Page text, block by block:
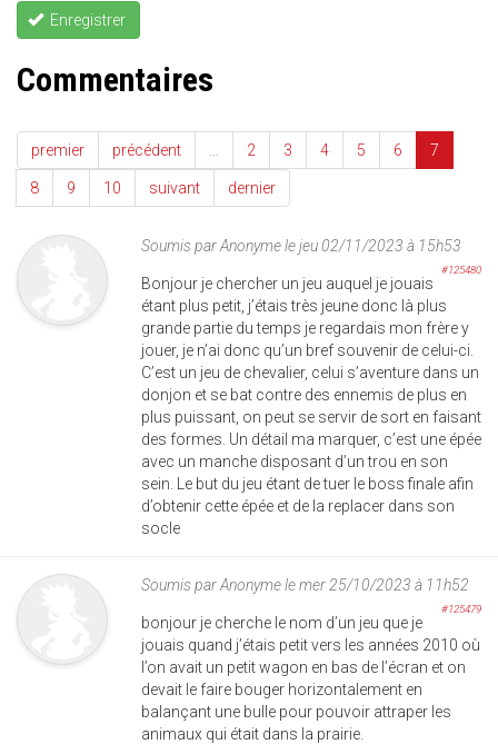
Enregistrer
Commentaires
premier précédent 2 3 4 5 6 7
8 9 10 suivant dernier
Soumis parAnonymele jeu 02/11/2023 à 15h53
#125480
Bonjour je chercher un jeu auquel je jouais
étant plus petit, j’étais très jeune donc là plus
grande partie du temps je regardais mon frère y
jouer, je n’ai donc qu’un bref souvenir de celui-ci.
C’est un jeu de chevalier, celui s’aventure dans un
donjon et se bat contre des ennemis de plus en
plus puissant, on peut se servir de sort en faisant
des formes. Un détail ma marquer, c’est une épée
avec un manche disposant d’un trou en son
sein. Le but du jeu étant de tuer le boss finale afin
d’obtenir cette épée et de la replacer dans son
socle
Soumis parAnonymele mer 25/10/2023 à 11h52
#125479
bonjour je cherche le nom d’un jeu que je
jouais quand j’étais petit vers les années 2010 où
l’on avait un petit wagon en bas de l’écran et on
devait le faire bouger horizontalement en
balançant une bulle pour pouvoir attraper les
animaux qui était dans la prairie.